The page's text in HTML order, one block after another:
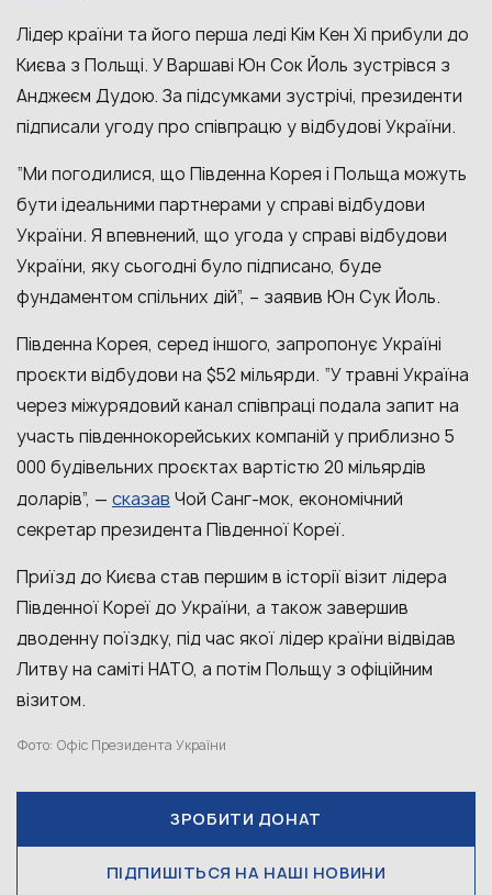
Лідер країни та його перша леді Кім Кен Хі прибули до
Києва з Польщі. У Варшаві Юн Сок Йоль зустрівся з
Анджеєм Дудою. За підсумками зустрічі, президенти
підписали угоду про співпрацю у відбудові України.
“Ми погодилися, що Південна Корея і Польща можуть
бути ідеальними партнерами у справі відбудови
України. Я впевнений, що угода у справі відбудови
України, яку сьогодні було підписано, буде
фундаментом спільних дій”, – заявив Юн Сук Йоль.
Південна Корея, серед іншого, запропонує Україні
проєкти відбудови на $52 мільярди. “У травні Україна
через міжурядовий канал співпраці подала запит на
участь південнокорейських компаній у приблизно 5
000 будівельних проєктах вартістю 20 мільярдів
доларів”, — сказав Чой Санг-мок, економічний
секретар президента Південної Кореї.
Приїзд до Києва став першим в історії візит лідера
Південної Кореї до України, а також завершив
дводенну поїздку, під час якої лідер країни відвідав
Литву на саміті НАТО, а потім Польщу з офіційним
візитом.
Фото: Офіс Президента України
ЗРОБИТИ ДОНАТ
ПІДПИШІТЬСЯ НА НАШІ НОВИНИ